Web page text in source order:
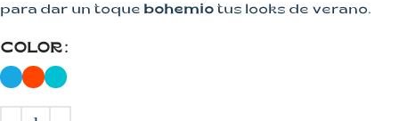
para dar un toque bohemio tus looks de verano.
COLOR